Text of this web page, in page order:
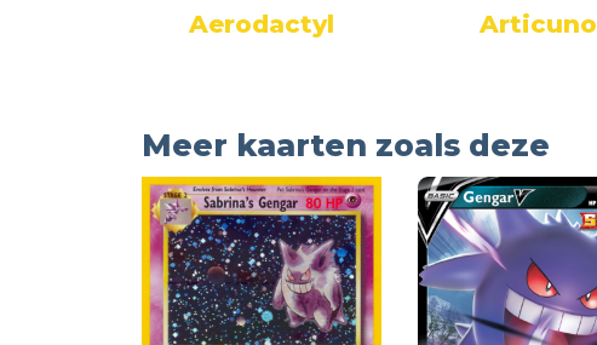
Aerodactyl Articuno
Meer kaarten zoals deze